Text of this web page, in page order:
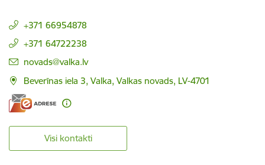
+371 66954878
+371 64722238
E-pasts:
novads@valka.lv
Beverīnas iela 3, Valka, Valkas novads, LV-4701
Visi kontakti